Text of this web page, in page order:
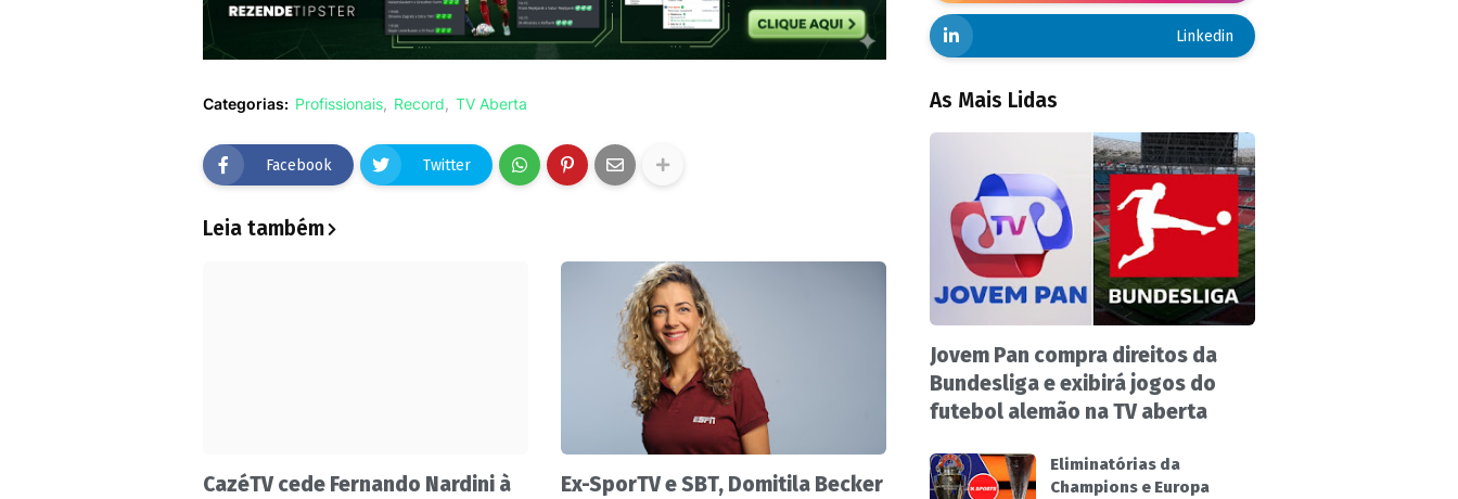
Categorias: Profissionais Record TV Aberta
Facebook Twitter
Leia também
CazéTV cede Fernando Nardini à
Ex-SporTV e SBT, Domitila Becker
Linkedin
As Mais Lidas
Jovem Pan compra direitos da
Bundesliga e exibirá jogos do
futebol alemão na TV aberta
Eliminatórias da
Champions e Europa